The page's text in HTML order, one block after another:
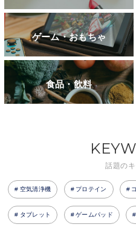
ゲーム・おもちゃ
食品・飲料
話題の
空気清浄機 プロテイン
タブレット ゲームパッド